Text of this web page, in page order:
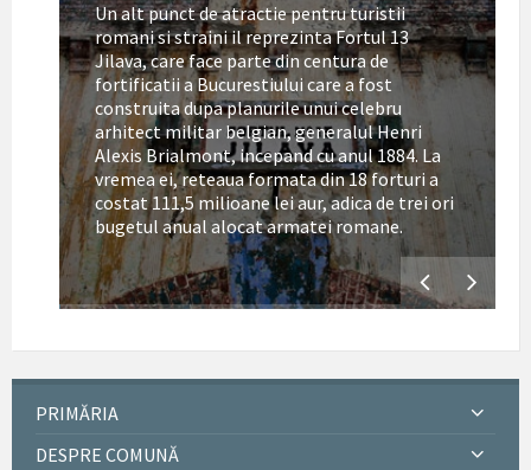
Un alt punct de atractie pentru turistii
romani si straini il reprezinta Fortul 13
Jilava, care face parte din centura de
fortificatii a Bucurestiului care a fost
construita dupa planurile unui celebru
arhitect militar belgian, generalul Henri
Alexis Brialmont, incepand cu anul 1884. La
vremea ei, reteaua formata din 18 forturi a
costat 111,5 milioane lei aur, adica de trei ori
bugetul anual alocat armatei romane.
PRIMĂRIA
DESPRE COMUNĂ